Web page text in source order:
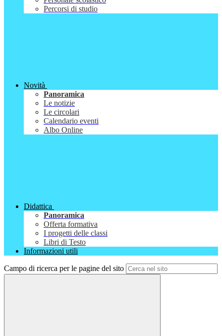
Percorsi di studio
Novità
Panoramica
Le notizie
Le circolari
Calendario eventi
Albo Online
Didattica
Panoramica
Offerta formativa
I progetti delle classi
Libri di Testo
Informazioni utili
Campo di ricerca per le pagine del sito